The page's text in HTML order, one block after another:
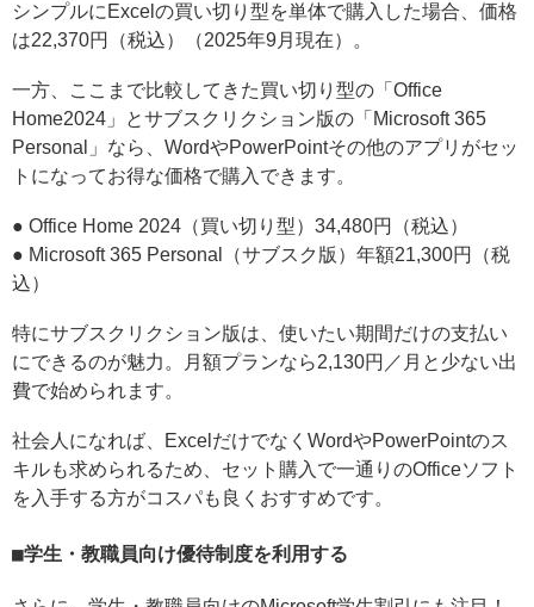
シンプルにExcelの買い切り型を単体で購入した場合、価格
は22,370円（税込）（2025年9月現在）。
一方、ここまで比較してきた買い切り型の「Office
Home2024」とサブスクリクション版の「Microsoft 365
Personal」なら、WordやPowerPointその他のアプリがセッ
トになってお得な価格で購入できます。
● Office Home 2024（買い切り型）34,480円（税込）
● Microsoft 365 Personal（サブスク版）年額21,300円（税
込）
特にサブスクリクション版は、使いたい期間だけの支払い
にできるのが魅力。月額プランなら2,130円／月と少ない出
費で始められます。
社会人になれば、ExcelだけでなくWordやPowerPointのス
キルも求められるため、セット購入で一通りのOfficeソフト
を入手する方がコスパも良くおすすめです。
学生・教職員向け優待制度を利用する